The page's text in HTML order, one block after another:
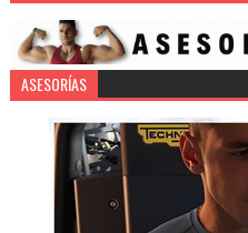
ASESORÍAS